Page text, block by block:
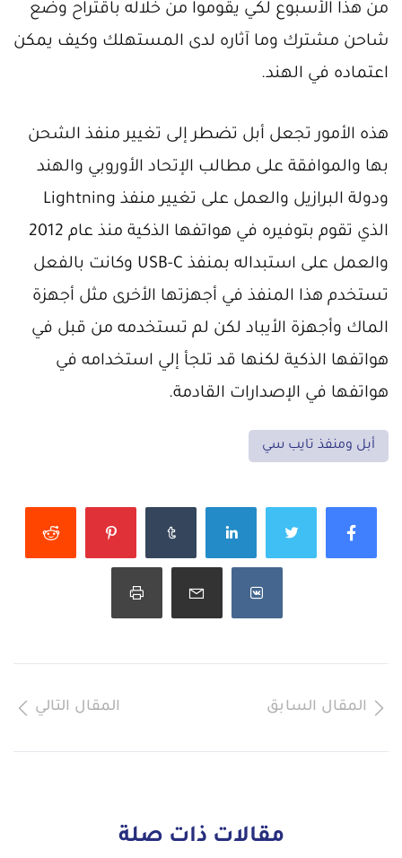
من هذا الأسبوع لكي يقوموا من خلاله باقتراح وضع
شاحن مشترك وما آثاره لدى المستهلك وكيف يمكن
اعتماده في الهند.
هذه الأمور تجعل أبل تضطر إلى تغيير منفذ الشحن
بها والموافقة على مطالب الإتحاد الأوروبي والهند
ودولة البرازيل والعمل على تغيير منفذ Lightning
الذي تقوم بتوفيره في هواتفها الذكية منذ عام 2012
والعمل على استبداله بمنفذ USB-C وكانت بالفعل
تستخدم هذا المنفذ في أجهزتها الأخرى مثل أجهزة
الماك وأجهزة الأيباد لكن لم تستخدمه من قبل في
هواتفها الذكية لكنها قد تلجأ إلي استخدامه في
هواتفها في الإصدارات القادمة.
أبل ومنفذ تايب سي
المقال السابق المقال التالي
مقالات ذات صلة